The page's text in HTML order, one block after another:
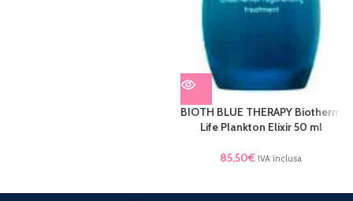
BIOTH BLUE THERAPY Biotherm
Life Plankton Elixir 50 ml
85,50€ IVA inclusa